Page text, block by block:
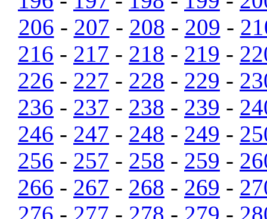
206 - 207 - 208 - 209 -
216 - 217 - 218 - 219 -
226 - 227 - 228 - 229 -
236 - 237 - 238 - 239 -
246 - 247 - 248 - 249 -
256 - 257 - 258 - 259 -
266 - 267 - 268 - 269 -
276 - 277 - 278 - 279 -